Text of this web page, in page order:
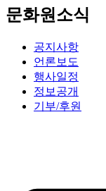
문화원소식
공지사항
언론보도
행사일정
정보공개
기부/후원